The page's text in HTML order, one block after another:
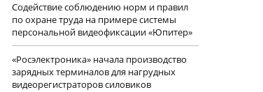
Содействие соблюдению норм и правил
по охране труда на примере системы
персональной видеофиксации «Юпитер»
«Росэлектроника» начала производство
зарядных терминалов для нагрудных
видеорегистраторов силовиков